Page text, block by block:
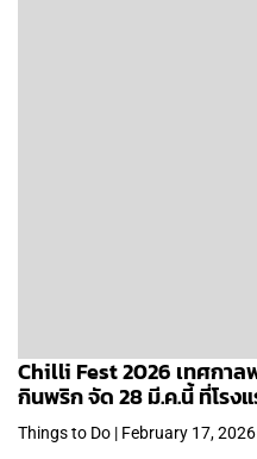
Chilli Fest 2026 เทศกา
กินพริก จัด 28 มี.ค.นี้ ที่โรง
Things to Do | February 17, 2026